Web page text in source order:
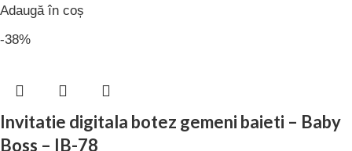
Adaugă în coș
-38%
Invitatie digitala botez gemeni baieti – Baby
Boss – IB-78